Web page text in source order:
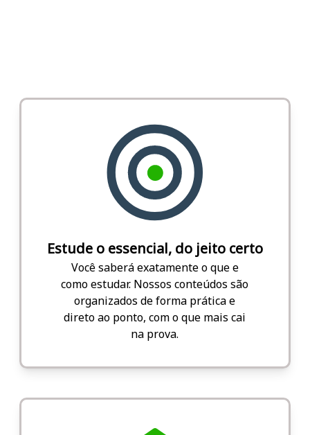
Estude o essencial, do jeito certo
Você saberá exatamente o que e
como estudar. Nossos conteúdos são
organizados de forma prática e
direto ao ponto, com o que mais cai
na prova.